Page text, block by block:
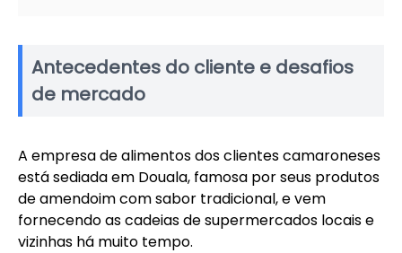
Antecedentes do cliente e desafios
de mercado
A empresa de alimentos dos clientes camaroneses
está sediada em Douala, famosa por seus produtos
de amendoim com sabor tradicional, e vem
fornecendo as cadeias de supermercados locais e
vizinhas há muito tempo.